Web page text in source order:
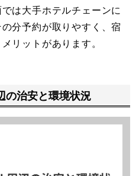
は大手ホテルチェーンに
分予約が取りやすく、宿
リットがあります。
の治安と環境状況